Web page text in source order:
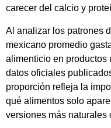
carecer del calcio y
Al analizar los patrones
mexicano promedio
alimenticio en productos
datos oficiales
proporción refleja la
qué alimentos solo
versiones más naturales